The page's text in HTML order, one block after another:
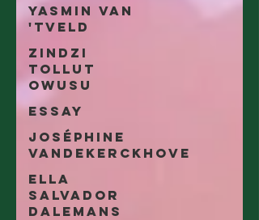
Yasmin Van
'tveld
Zindzi
Tollut
Owusu
essay
Joséphine
Vandekerckhove
Ella
Salvador
Dalemans